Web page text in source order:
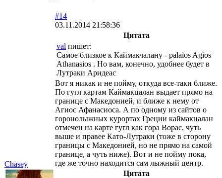
Chasey
#14
03.11.2014 21:58:36
Цитата
val пишет:
Самое близкое к Каймакчалану - palaios Agios
Athanasios . Но вам, конечно, удобнее будет в
Лутраки Аридеас
Вот я никак и не пойму, откуда все-таки ближе.
По гугл картам Каймакцалан выдает прямо на
границе с Македонией, и ближе к нему от
Агиос Афанасиоса. А по одному из сайтов о
горонолыжных курортах Греции каймакцалан
отмечен на карте гугл как гора Ворас, чуть
выше и правее Като-Лутраки (тоже в сторону
границы с Македонией, но не прямо на самой
границе, а чуть ниже). Вот и не пойму пока,
где же точно находится сам лыжный центр.
Цитата